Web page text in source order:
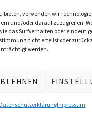
bieten, verwenden wir
und/oder darauf zuzugreifen.
das Surfverhalten oder
nicht erteilst oder
werden.
DatenschutzerklärungImpressum
Werktage
5–10 Werktage